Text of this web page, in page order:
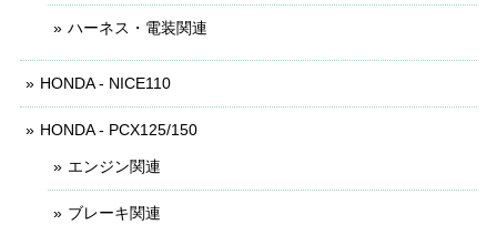
ハーネス・電装関連
HONDA - NICE110
HONDA - PCX125/150
エンジン関連
ブレーキ関連